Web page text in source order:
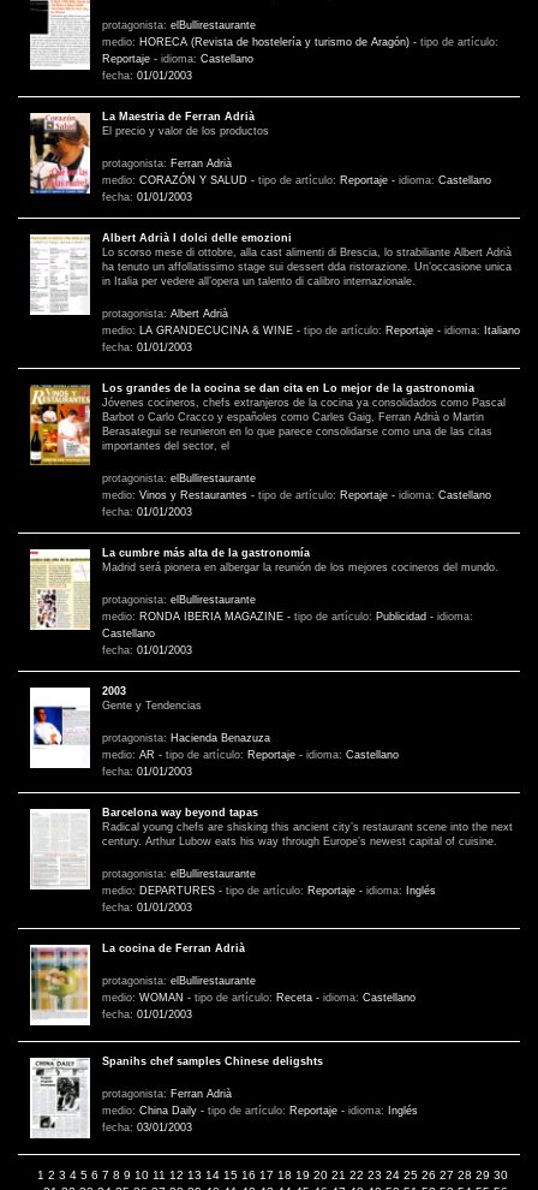
protagonista: elBullirestaurante
medio: HORECA (Revista de hostelería y turismo de Aragón) - tipo de artículo:
Reportaje - idioma: Castellano
fecha: 01/01/2003
La Maestria de Ferran Adrià
El precio y valor de los productos
protagonista: Ferran Adrià
medio: CORAZÓN Y SALUD - tipo de artículo: Reportaje - idioma: Castellano
fecha: 01/01/2003
Albert Adrià I dolci delle emozioni
Lo scorso mese di ottobre, alla cast alimenti di Brescia, lo strabiliante Albert Adrià
ha tenuto un affollatissimo stage sui dessert dda ristorazione. Un’occasione unica
in Italia per vedere all’opera un talento di calibro internazionale.
protagonista: Albert Adrià
medio:
LA GRANDECUCINA & WINE - tipo de artículo: Reportaje - idioma:
Italiano
fecha: 01/01/2003
Los grandes de la cocina se dan cita en Lo mejor de la gastronomia
Jóvenes cocineros, chefs extranjeros de la cocina ya consolidados como Pascal
Barbot o Carlo Cracco y españoles como Carles Gaig, Ferran Adrià o Martin
Berasategui se reunieron en lo que parece consolidarse como una de las citas
importantes del sector, el
protagonista: elBullirestaurante
medio: Vinos y Restaurantes - tipo de artículo: Reportaje - idioma: Castellano
fecha: 01/01/2003
La cumbre más alta de la gastronomía
Madrid será pionera en albergar la reunión de los mejores cocineros del mundo.
protagonista: elBullirestaurante
medio: RONDA IBERIA MAGAZINE - tipo de artículo: Publicidad - idioma:
Castellano
fecha: 01/01/2003
2003
Gente y Tendencias
protagonista: Hacienda Benazuza
medio: AR - tipo de artículo: Reportaje - idioma: Castellano
fecha: 01/01/2003
Barcelona way beyond tapas
Radical young chefs are shisking this ancient city’s restaurant scene into the next
century. Arthur Lubow eats his way through Europe’s newest capital of cuisine.
protagonista: elBullirestaurante
medio: DEPARTURES - tipo de artículo: Reportaje - idioma:
Inglés
fecha: 01/01/2003
La cocina de Ferran Adrià
protagonista: elBullirestaurante
medio: WOMAN - tipo de artículo: Receta - idioma: Castellano
fecha: 01/01/2003
Spanihs chef samples Chinese deligshts
protagonista: Ferran Adrià
medio: China Daily - tipo de artículo: Reportaje - idioma:
Inglés
fecha: 03/01/2003
1 2 3 4 5 6 7 8 9 10 11 12 13 14 15 16 17 18 19 20 21 22 23 24 25 26 27 28 29 30